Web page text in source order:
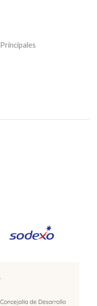
Principales